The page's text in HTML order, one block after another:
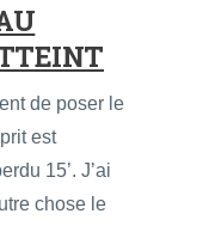
de poser le
est
15’. J’ai
chose le